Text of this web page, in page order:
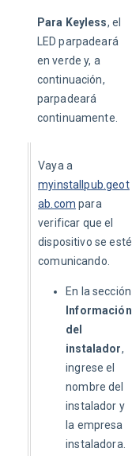
Para Keyless, el
LED parpadeará
en verde y, a
continuación,
parpadeará
continuamente.
Vaya a
myinstallpub.geot
ab.com para
verificar que el
dispositivo se esté
comunicando.
En la sección
Información
del
instalador,
ingrese el
nombre del
instalador y
la empresa
instaladora.